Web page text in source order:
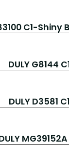
C1-
DULY G8144
DULY D3581